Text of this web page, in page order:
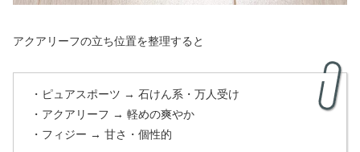
アクアリーフの立ち位置を整理すると
・ピュアスポーツ → 石けん系・万人受け
・アクアリーフ → 軽めの爽やか
・フィジー → 甘さ・個性的